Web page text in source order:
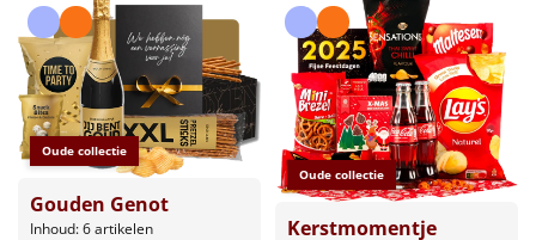
Oude collectie
Gouden Genot
Inhoud: 6 artikelen
Oude collectie
Kerstmomentje